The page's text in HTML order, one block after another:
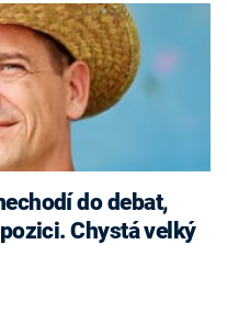
do debat,
Chystá velký